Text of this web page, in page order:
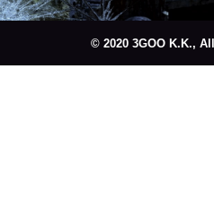
© 2020 3GOO K.K.,